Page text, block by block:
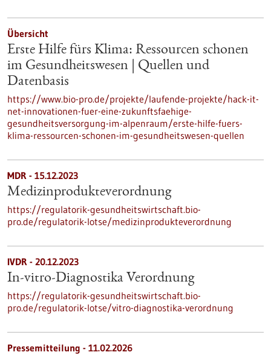
Übersicht
Erste Hilfe fürs Klima: Ressourcen schonen
im Gesundheitswesen | Quellen und
Datenbasis
https://www.bio-pro.de/projekte/laufende-projekte/hack-it-
net-innovationen-fuer-eine-zukunftsfaehige-
gesundheitsversorgung-im-alpenraum/erste-hilfe-fuers-
klima-ressourcen-schonen-im-gesundheitswesen-quellen
MDR - 15.12.2023
Medizinprodukteverordnung
https://regulatorik-gesundheitswirtschaft.bio-
pro.de/regulatorik-lotse/medizinprodukteverordnung
IVDR - 20.12.2023
In-vitro-Diagnostika Verordnung
https://regulatorik-gesundheitswirtschaft.bio-
pro.de/regulatorik-lotse/vitro-diagnostika-verordnung
Pressemitteilung - 11.02.2026